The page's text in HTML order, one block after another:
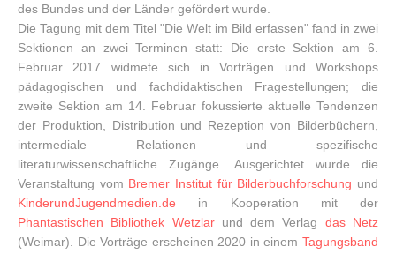
des Bundes und der Länder gefördert wurde.
Die Tagung mit dem Titel "Die Welt im Bild erfassen" fand in zwei
Sektionen an zwei Terminen statt: Die erste Sektion am 6.
Februar 2017 widmete sich in Vorträgen und Workshops
pädagogischen und fachdidaktischen Fragestellungen; die
zweite Sektion am 14. Februar fokussierte aktuelle Tendenzen
der Produktion, Distribution und Rezeption von Bilderbüchern,
intermediale Relationen und spezifische
literaturwissenschaftliche Zugänge. Ausgerichtet wurde die
Veranstaltung vom Bremer Institut für Bilderbuchforschung und
KinderundJugendmedien.de in Kooperation mit der
Phantastischen Bibliothek Wetzlarund dem Verlag das Netz
(Weimar). Die Vorträge erscheinen 2020 in einem Tagungsband